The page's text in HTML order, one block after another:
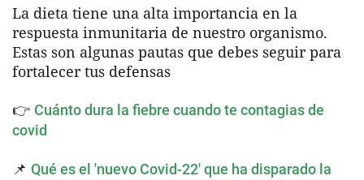
La dieta tiene una alta importancia en la
respuesta inmunitaria de nuestro organismo.
Estas son algunas pautas que debes seguir para
fortalecer tus defensas
👉 Cuánto dura la fiebre cuando te contagias de
covid
📌 Qué es el 'nuevo Covid-22' que ha disparado la